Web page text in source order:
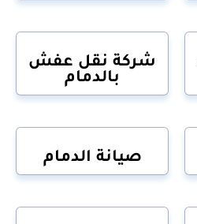
شركة نقل عفش
بالدمام
صيانة الدمام